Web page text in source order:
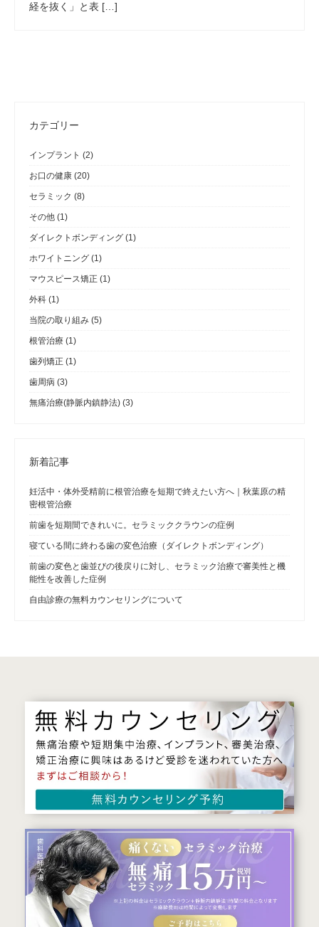
経を抜く」と表 […]
カテゴリー
インプラント (2)
お口の健康 (20)
セラミック (8)
その他 (1)
ダイレクトボンディング (1)
ホワイトニング (1)
マウスピース矯正 (1)
外科 (1)
当院の取り組み (5)
根管治療 (1)
歯列矯正 (1)
歯周病 (3)
無痛治療(静脈内鎮静法) (3)
新着記事
妊活中・体外受精前に根管治療を短期で終えたい方へ｜秋葉原の精
密根管治療
前歯を短期間できれいに。セラミッククラウンの症例
寝ている間に終わる歯の変色治療（ダイレクトボンディング）
前歯の変色と歯並びの後戻りに対し、セラミック治療で審美性と機
能性を改善した症例
自由診療の無料カウンセリングについて